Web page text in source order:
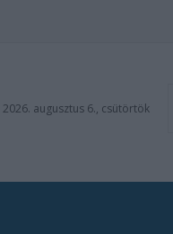
2026. augusztus 6., csütörtök